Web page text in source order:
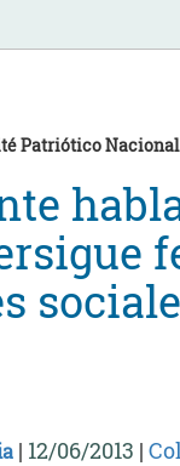
Patriótico Nacional
| 12/06/2013 |